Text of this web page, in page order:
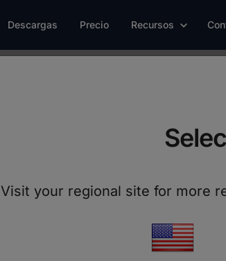
Descargas Precio Recursos
Video
Los vídeos que te ayudarán a
Visit your regional site for more